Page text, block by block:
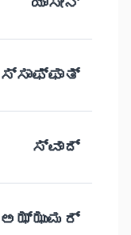
ಸ್ವಾದ್
ಅಝ್ಝುಮರ್